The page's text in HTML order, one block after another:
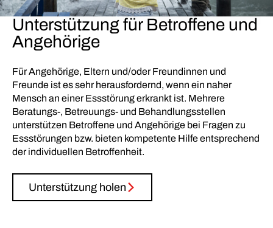
Unterstützung für Betroffene und
Angehörige
Für Angehörige, Eltern und/oder Freundinnen und
Freunde ist es sehr herausfordernd, wenn ein naher
Mensch an einer Essstörung erkrankt ist. Mehrere
Beratungs-, Betreuungs- und Behandlungsstellen
unterstützen Betroffene und Angehörige bei Fragen zu
Essstörungen bzw. bieten kompetente Hilfe entsprechend
der individuellen Betroffenheit.
Unterstützung holen